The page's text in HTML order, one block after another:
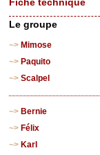
Fiche technique
Le groupe
Mimose
Paquito
Scalpel
Bernie
Félix
Karl